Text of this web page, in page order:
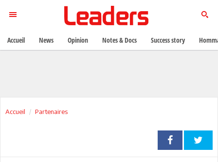
Accueil Partenaires
Accueil News Opinion Notes & Docs Success story